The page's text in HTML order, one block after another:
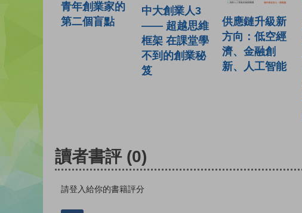
青年創業家的
第二個盲點
中大創業人3
—— 超越思維
框架 在課堂學
不到的創業秘
笈
供應鏈升級新
方向：低空經
濟、金融創
新、人工智能
讀者書評 (0)
請登入給你的書籍評分